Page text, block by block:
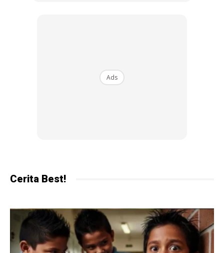
5 tip yang boleh dipraktikkan oleh ibu bapa bagi
Ads
Cerita Best!